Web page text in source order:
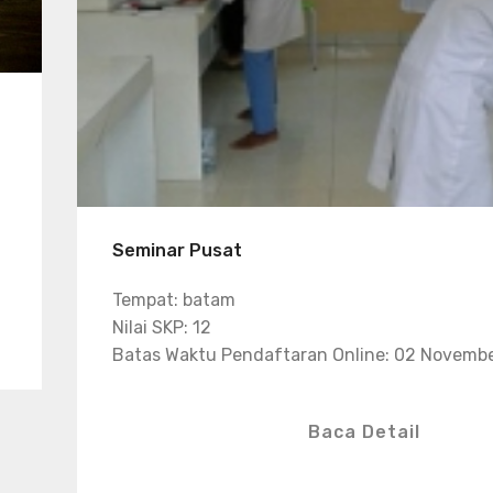
Seminar Pusat
Tempat: batam
Nilai SKP: 12
Batas Waktu Pendaftaran Online: 02
Baca Detail